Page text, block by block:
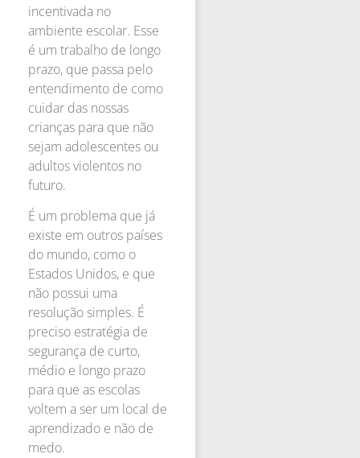
incentivada no
ambiente escolar. Esse
é um trabalho de longo
prazo, que passa pelo
entendimento de como
cuidar das nossas
crianças para que não
sejam adolescentes ou
adultos violentos no
futuro.
É um problema que já
existe em outros países
do mundo, como o
Estados Unidos, e que
não possui uma
resolução simples. É
preciso estratégia de
segurança de curto,
médio e longo prazo
para que as escolas
voltem a ser um local de
aprendizado e não de
medo.